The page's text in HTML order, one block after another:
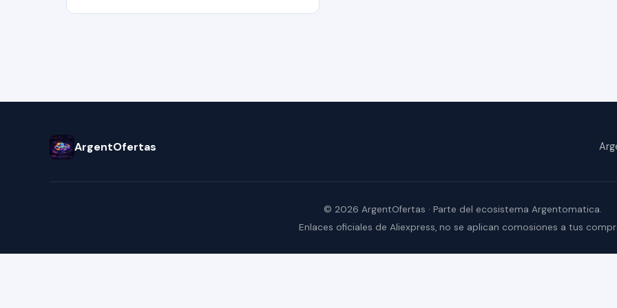
ArgentOfertas
© 2026 ArgentOfertas · Parte del ecosistema Argentomatica.
Enlaces oficiales de Aliexpress, no se aplican comosiones a tus